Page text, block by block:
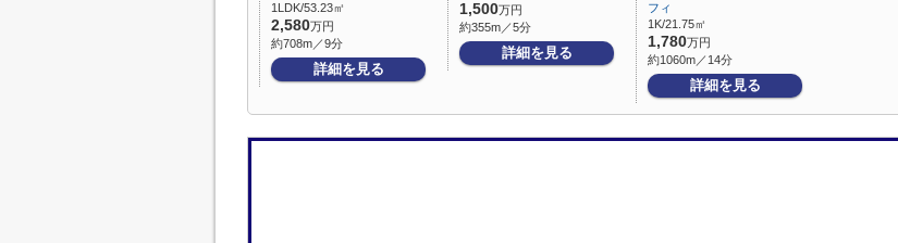
1LDK/53.23㎡
2,580万円
約708m／9分
詳細を見る
1,500万円
約355m／5分
詳細を見る
フィ
1K/21.75㎡
1,780万円
約1060m／14分
詳細を見る